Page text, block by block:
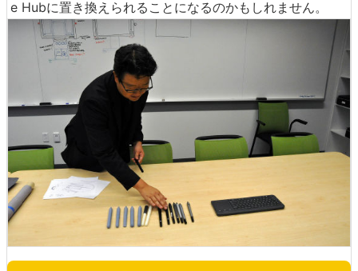
e Hubに置き換えられることになるのかもしれません。